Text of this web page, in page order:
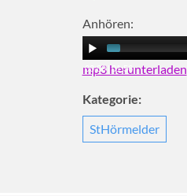
Anhören:
00:00 01:56
mp3 herunterladen
Kategorie:
StHörmelder